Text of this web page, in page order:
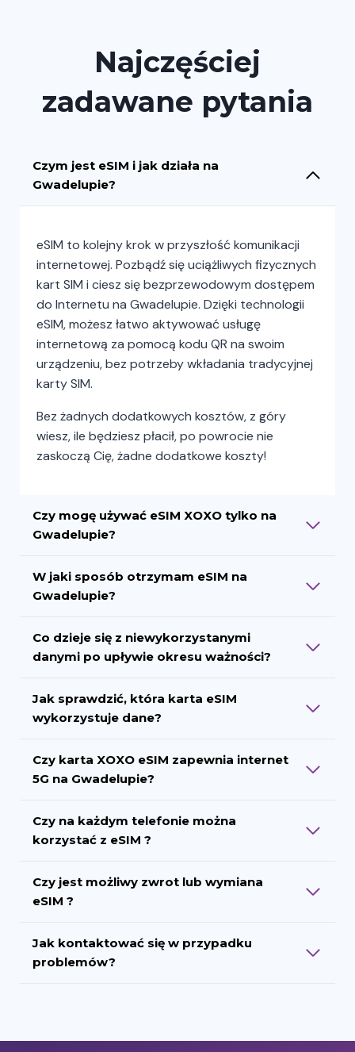
Najczęściej
zadawane pytania
Czym jest eSIM i jak działa na
Gwadelupie?
eSIM to kolejny krok w przyszłość komunikacji
internetowej. Pozbądź się uciążliwych fizycznych
kart SIM i ciesz się bezprzewodowym dostępem
do Internetu na Gwadelupie. Dzięki technologii
eSIM, możesz łatwo aktywować usługę
internetową za pomocą kodu QR na swoim
urządzeniu, bez potrzeby wkładania tradycyjnej
karty SIM.
Bez żadnych dodatkowych kosztów, z góry
wiesz, ile będziesz płacił, po powrocie nie
zaskoczą Cię, żadne dodatkowe koszty!
Czy mogę używać eSIM XOXO tylko na
Gwadelupie?
W jaki sposób otrzymam eSIM na
Gwadelupie?
Co dzieje się z niewykorzystanymi
danymi po upływie okresu ważności?
Jak sprawdzić, która karta eSIM
wykorzystuje dane?
Czy karta XOXO eSIM zapewnia internet
5G na Gwadelupie?
Czy na każdym telefonie można
korzystać z eSIM ?
Czy jest możliwy zwrot lub wymiana
eSIM ?
Jak kontaktować się w przypadku
problemów?